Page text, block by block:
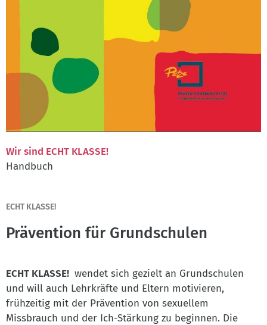
Wir sind ECHT KLASSE!
Handbuch
ECHT KLASSE!
Prävention für Grundschulen
ECHT KLASSE! wendet sich gezielt an Grundschulen
und will auch Lehrkräfte und Eltern motivieren,
frühzeitig mit der Prävention von sexuellem
Missbrauch und der Ich-Stärkung zu beginnen. Die